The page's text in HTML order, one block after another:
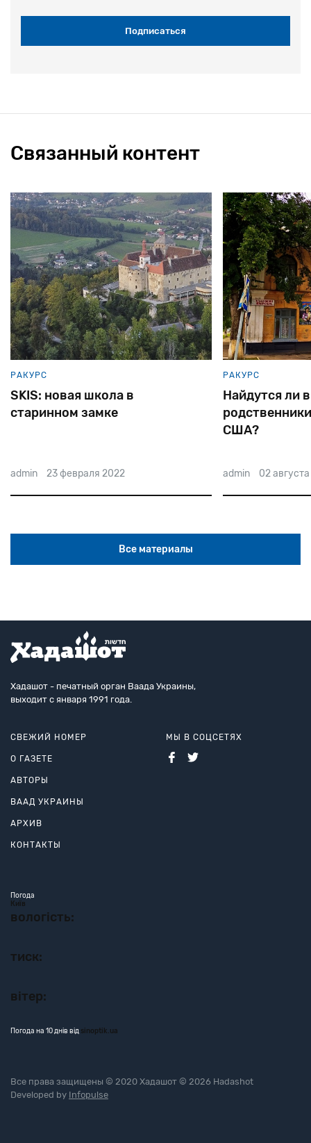
Связанный контент
РАКУРС
Найдутся ли в Переяславе
родственники госсекретаря
admin 02 августа 2022
РАКУРС
Владимир
еврейский
admin 17 декабря
Все материалы
Хадашот - печатный орган Ваада Украины,
выходит с января 1991 года.
СВЕЖИЙ НОМЕР
О ГАЗЕТЕ
АВТОРЫ
ВААД УКРАИНЫ
АРХИВ
КОНТАКТЫ
МЫ В СОЦСЕТЯХ
Погода
Київ
вологість:
тиск:
вітер:
Погода на 10 днів від sinoptik.ua
Все права защищены © 2020 Хадашот © 2026 Hadashot
Developed by Infopulse